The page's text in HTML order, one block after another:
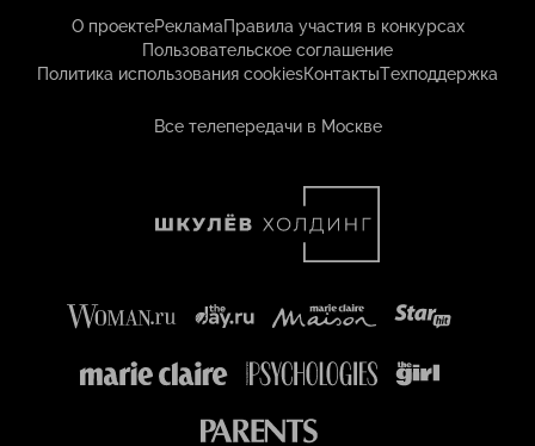
О проектеРекламаПравила участия в конкурсах
Пользовательское соглашение
Политика использования cookiesКонтактыТехподдержка
Все телепередачи в Москве